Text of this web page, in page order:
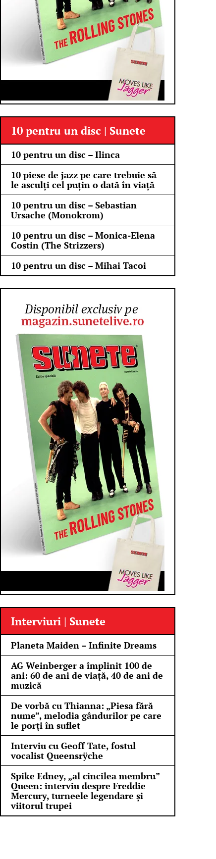
10 pentru un disc | Sunete
10 pentru un disc – Ilinca
10 piese de jazz pe care trebuie să
le asculți cel puțin o dată în viață
10 pentru un disc – Sebastian
Ursache (Monokrom)
10 pentru un disc – Monica-Elena
Costin (The Strizzers)
10 pentru un disc – Mihai Tacoi
Interviuri | Sunete
Planeta Maiden – Infinite Dreams
AG Weinberger a împlinit 100 de
ani: 60 de ani de viață, 40 de ani de
muzică
De vorbă cu Thianna: „Piesa fără
nume”, melodia gândurilor pe care
le porți în suflet
Interviu cu Geoff Tate, fostul
vocalist Queensrÿche
Spike Edney, „al cincilea membru”
Queen: interviu despre Freddie
Mercury, turneele legendare și
viitorul trupei